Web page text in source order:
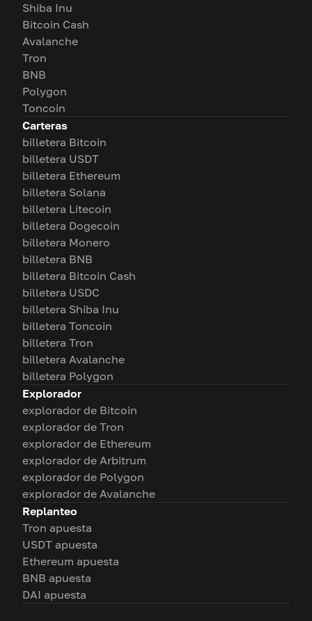
Shiba Inu
Bitcoin Cash
Avalanche
Tron
BNB
Polygon
Toncoin
Carteras
billetera Bitcoin
billetera USDT
billetera Ethereum
billetera Solana
billetera Litecoin
billetera Dogecoin
billetera Monero
billetera BNB
billetera Bitcoin Cash
billetera USDC
billetera Shiba Inu
billetera Toncoin
billetera Tron
billetera Avalanche
billetera Polygon
Explorador
explorador de Bitcoin
explorador de Tron
explorador de Ethereum
explorador de Arbitrum
explorador de Polygon
explorador de Avalanche
Replanteo
Tron apuesta
USDT apuesta
Ethereum apuesta
BNB apuesta
DAI apuesta